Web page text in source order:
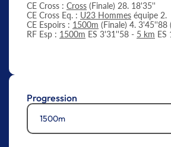
CE Cross : Cross (Finale) 28. 18'35''
CE Cross Eq. : U23 Hommes équipe 2.
CE Espoirs : 1500m (Finale) 4. 3'45''88 (
RF Esp : 1500m ES 3'31''58 - 5 km ES
Progression
1500m